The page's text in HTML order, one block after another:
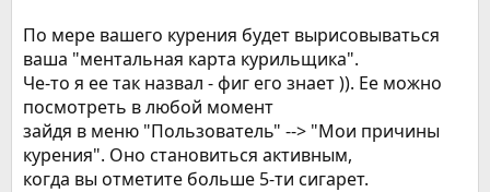
По мере вашего курения будет вырисовываться
ваша "ментальная карта курильщика".
Че-то я ее так назвал - фиг его знает )). Ее можно
посмотреть в любой момент
зайдя в меню "Пользователь" --> "Мои причины
курения". Оно становиться активным,
когда вы отметите больше 5-ти сигарет.